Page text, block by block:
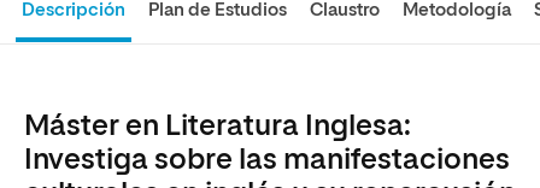
Descripción Plan de Estudios Claustro Metodología
Máster en Literatura Inglesa:
Investiga sobre las manifestaciones